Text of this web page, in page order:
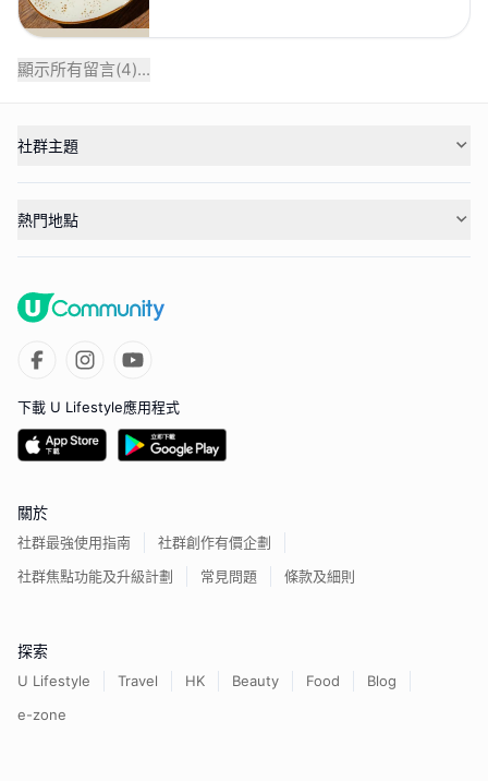
顯示所有留言(4)...
社群主題
熱門地點
下載 U Lifestyle應用程式
關於
社群最強使用指南
社群創作有價企劃
社群焦點功能及升級計劃
常見問題 條款及細則
探索
U Lifestyle Travel HK Beauty Food
Blog
e-zone